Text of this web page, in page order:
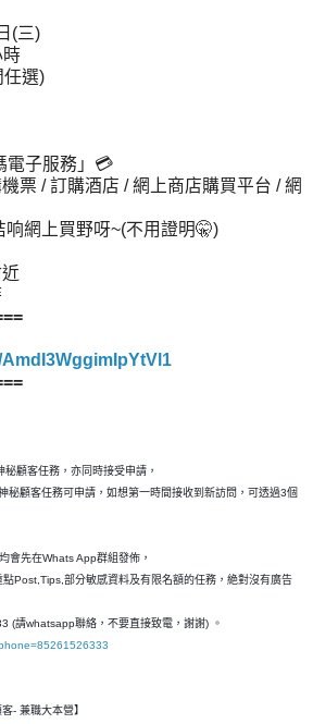
(三)
時
任選)
電子服務」💳
票 / 訂購酒店 / 網上商店購買平台 / 網
响網上買野呀~(不用證明🤫)
顧客任務，亦同時接受申請，
秘顧客任務可申請，如想第一時間接收到新訪問，可透過3個
會先在Whats App群組發佈，
Post,Tips,部分敏感資料及有限名額的任務，絶對沒有廣告
(請whatsapp聯絡，不要直接致電，謝謝) 。
客- 兼職大本營】